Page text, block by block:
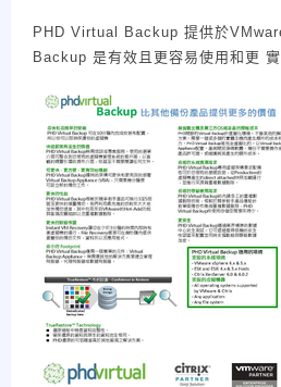
PHD Virtual Backup 提供於
Backup 是有效且更容易使用和更
產品特點：
PHD Instant Recovery for
到3分鐘的時間讓備份的系統運行。
Full/Incremental Backup Mode:
複製到雲端或磁帶，或利用硬體的
Application Aware Backups: 確
成。
Enhanced File Recovery: 文件恢
Email Report Enhancements: 輕
Encryption and Security